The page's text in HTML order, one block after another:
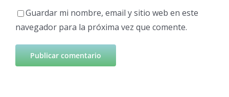
Guardar mi nombre, email y sitio web en este
navegador para la próxima vez que comente.